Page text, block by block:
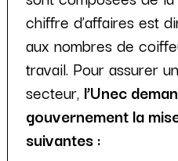
chiffre d’affaires est
aux nombres de
travail. Pour assurer
secteur, l’Unec
gouvernement la
suivantes :